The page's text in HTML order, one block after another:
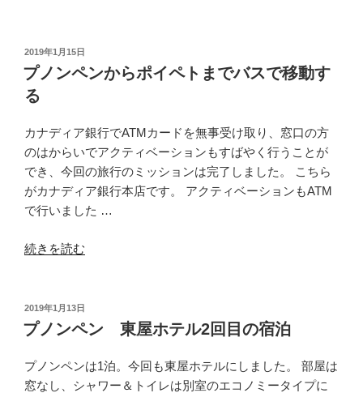
ん”
の
ト
国
境
を
越
え
る”
の
投
稿
日:
2019年1月15日
プノンペンからポイペトまでバスで移動す
る
カナディア銀行でATMカードを無事受け取り、窓口の方
のはからいでアクティベーションもすばやく行うことが
でき、今回の旅行のミッションは完了しました。 こちら
がカナディア銀行本店です。 アクティベーションもATM
で行いました …
“プ
ペ
ン
ら
ポ
続きを読む
投
稿
日:
2019年1月13日
プノンペン 東屋ホテル2回目の宿泊
プノンペンは1泊。今回も東屋ホテルにしました。 部屋は
窓なし、シャワー＆トイレは別室のエコノミータイプに